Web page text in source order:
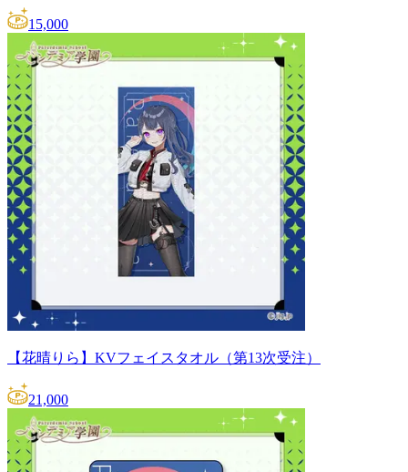
15,000
【花晴りら】KVフェイスタオル（第13次受注）
21,000